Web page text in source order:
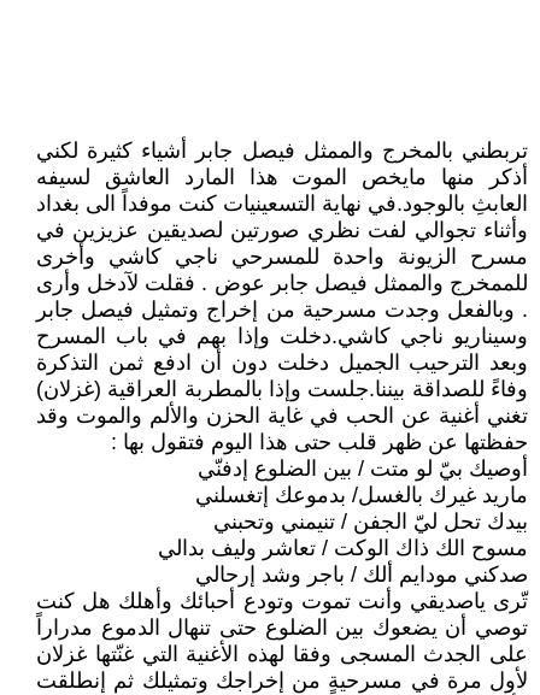
تربطني بالمخرج والممثل فيصل جابر أشياء كثيرة لكني
أذكر منها مايخص الموت هذا المارد العاشق لسيفه
العابثِ بالوجود.في نهاية التسعينيات كنت موفداً الى بغداد
وأثناء تجوالي لفت نظري صورتين لصديقين عزيزين في
مسرح الزيونة واحدة للمسرحي ناجي كاشي وأخرى
للممخرج والممثل فيصل جابر عوض . فقلت لآدخل وأرى
. وبالفعل وجدت مسرحية من إخراج وتمثيل فيصل جابر
وسيناريو ناجي كاشي.دخلت وإذا بهم في باب المسرح
وبعد الترحيب الجميل دخلت دون أن ادفع ثمن التذكرة
وفاءً للصداقة بيننا.جلست وإذا بالمطربة العراقية (غزلان)
تغني أغنية عن الحب في غاية الحزن والألم والموت وقد
حفظتها عن ظهر قلب حتى هذا اليوم فتقول بها :
أوصيك بيّ لو متت / بين الضلوع إدفنّي
ماريد غيرك بالغسل/ بدموعك إتغسلني
بيدك تحل ليّ الجفن / تنيمني وتحبني
مسوح الك ذاك الوكت / تعاشر وليف بدالي
صدكني مودايم ألك / باجر وشد إرحالي
تّرى ياصديقي وأنت تموت وتودع أحبائك وأهلك هل كنت
توصي أن يضعوك بين الضلوع حتى تنهال الدموع مدراراً
على الجدث المسجى وفقا لهذه الأغنية التي غنّتها غزلان
لأول مرة في مسرحيةٍ من إخراجك وتمثيلك ثم إنطلقت